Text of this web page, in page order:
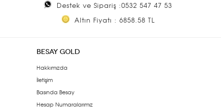
Destek ve Sipariş :0532 547 47 53
Altın Fiyatı : 6858.58 TL
BESAY GOLD
Hakkımızda
İletişim
Basında Besay
Hesap Numaralarımız